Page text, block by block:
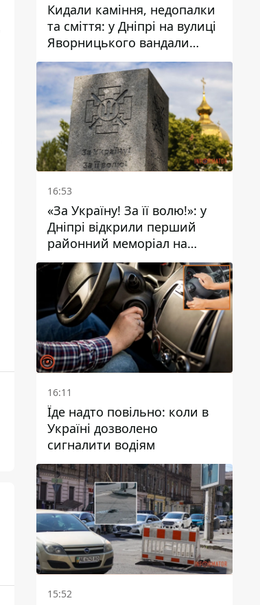
Кидали каміння, недопалки
та сміття: у Дніпрі на вулиці
Яворницького вандали
пошкодили питні фонтани
16:53
«За Україну! За її волю!»: у
Дніпрі відкрили перший
районний меморіал на
честь полеглих Захисників
16:11
Їде надто повільно: коли в
Україні дозволено
сигналити водіям
15:52